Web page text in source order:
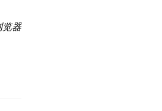
览器